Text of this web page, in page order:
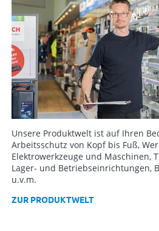
Unsere Produktwelt ist auf Ihren
Arbeitsschutz von Kopf bis Fuß,
Elektrowerkzeuge und Maschinen,
Lager- und Betriebseinrichtungen,
u.v.m.
ZUR PRODUKTWELT